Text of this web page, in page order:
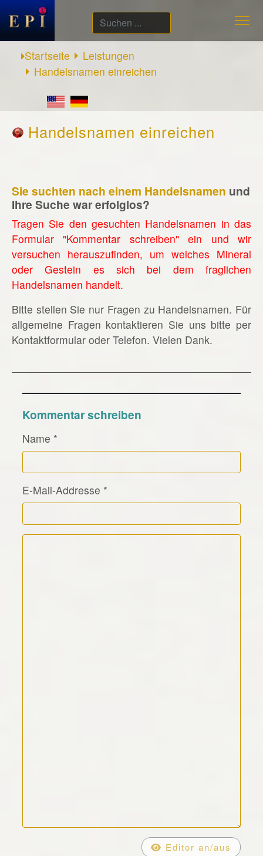
Suchen
...
Startseite
Leistungen
Handelsnamen einreichen
Handelsnamen einreichen
Sie suchten nach einem Handelsnamen und
Ihre Suche war erfolglos?
Tragen Sie den gesuchten Handelsnamen in das
Formular "Kommentar schreiben" ein und wir
versuchen herauszufinden, um welches Mineral
oder Gestein es sich bei dem fraglichen
Handelsnamen handelt.
Bitte stellen Sie nur Fragen zu Handelsnamen. Für
allgemeine Fragen kontaktieren Sie uns bitte per
Kontaktformular oder Telefon. Vielen Dank.
Kommentar schreiben
Name *
E-Mail-Addresse *
Kommentar Text
Editor an/aus